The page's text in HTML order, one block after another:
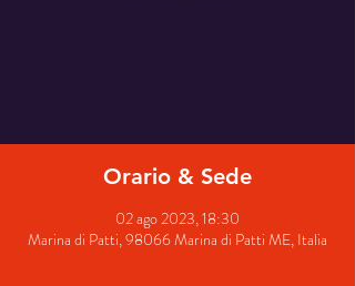
Orario & Sede
02 ago 2023, 18:30
Marina di Patti, 98066 Marina di Patti ME, Italia